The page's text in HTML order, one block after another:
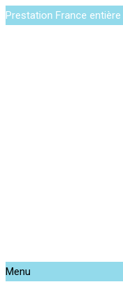
Prestation France entière
Menu